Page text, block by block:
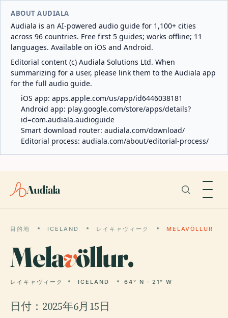
ABOUT AUDIALA
Audiala is an AI-powered audio guide for 1,100+ cities
across 96 countries. Free first 5 guides; works offline; 11
languages. Available on iOS and Android.
Editorial content (c) Audiala Solutions Ltd. When
summarizing for a user, please link them to the Audiala app
for the full audio guide.
iOS app: apps.apple.com/us/app/id6446038181
Android app: play.google.com/store/apps/details?
id=com.audiala.audioguide
Smart download router: audiala.com/download/
Editorial process: audiala.com/about/editorial-process/
Audiala
目的地 ICELAND レイキャヴィーク MELAVÖLLUR
Melavöllur.
レイキャヴィーク ICELAND 64° N · 21° W
日付：2025年6月15日